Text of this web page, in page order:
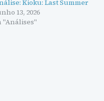
Kioku: Last Summer
13, 2026
"Análises"